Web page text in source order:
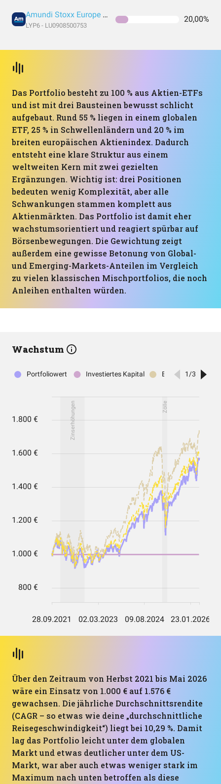
Amundi Stoxx Europe 600 UCITS ETF C EUR
LYP6 - LU0908500753
20,00%
Das Portfolio besteht zu 100 % aus Aktien-ETFs
und ist mit drei Bausteinen bewusst schlicht
aufgebaut. Rund 55 % liegen in einem globalen
ETF, 25 % in Schwellenländern und 20 % im
breiten europäischen Aktienindex. Dadurch
entsteht eine klare Struktur aus einem
weltweiten Kern mit zwei gezielten
Ergänzungen. Wichtig ist: drei Positionen
bedeuten wenig Komplexität, aber alle
Schwankungen stammen komplett aus
Aktienmärkten. Das Portfolio ist damit eher
wachstumsorientiert und reagiert spürbar auf
Börsenbewegungen. Die Gewichtung zeigt
außerdem eine gewisse Betonung von Global-
und Emerging-Markets-Anteilen im Vergleich
zu vielen klassischen Mischportfolios, die noch
Anleihen enthalten würden.
Wachstum
Über den Zeitraum von Herbst 2021 bis Mai 2026
wäre ein Einsatz von 1.000 € auf 1.576 €
gewachsen. Die jährliche Durchschnittsrendite
(CAGR – so etwas wie deine „durchschnittliche
Reisegeschwindigkeit“) liegt bei 10,29 %. Damit
lag das Portfolio leicht unter dem globalen
Markt und etwas deutlicher unter dem US-
Markt, war aber auch etwas weniger stark im
Maximum nach unten betroffen als diese